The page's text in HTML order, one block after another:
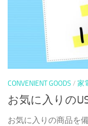
CONVENIENT GOODS / 家
お気に入りの
お気に入りの商品を